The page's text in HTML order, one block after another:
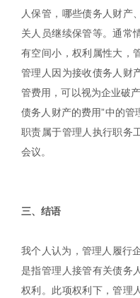
人保管，哪些债务人财产
关人员继续保管等。通常
有空间小，权利属性大，
管理人因为接收债务人财
管费用，可以视为企业破
债务人财产的费用”中的
职责属于管理人执行职务
会议。
三、结语
我个人认为，管理人履行
是指管理人接管有关债务
权利。此项权利下，管理